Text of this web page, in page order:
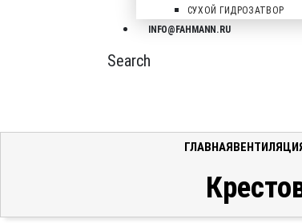
СУХОЙ ГИДРОЗАТВОР
INFO@FAHMANN.RU
Search
ГЛАВНАЯ